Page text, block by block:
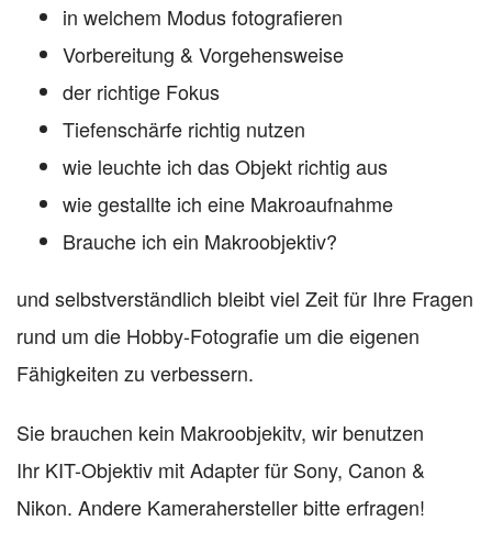
in welchem Modus fotografieren
Vorbereitung & Vorgehensweise
der richtige Fokus
Tiefenschärfe richtig nutzen
wie leuchte ich das Objekt richtig aus
wie gestallte ich eine Makroaufnahme
Brauche ich ein Makroobjektiv?
und selbstverständlich bleibt viel Zeit für Ihre Fragen
rund um die Hobby-Fotografie um die eigenen
Fähigkeiten zu verbessern.
Sie brauchen kein Makroobjekitv, wir benutzen
Ihr KIT-Objektiv mit Adapter für Sony, Canon &
Nikon. Andere Kamerahersteller bitte erfragen!